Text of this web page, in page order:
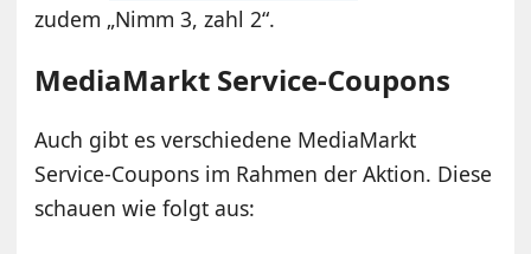
zudem „Nimm 3, zahl 2“.
MediaMarkt Service-Coupons
Auch gibt es verschiedene MediaMarkt
Service-Coupons im Rahmen der Aktion. Diese
schauen wie folgt aus: